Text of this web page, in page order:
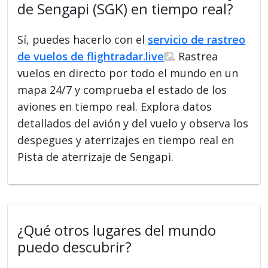
de Sengapi (SGK) en tiempo real?
Sí, puedes hacerlo con el servicio de rastreo
de vuelos de flightradar.live
. Rastrea
vuelos en directo por todo el mundo en un
mapa 24/7 y comprueba el estado de los
aviones en tiempo real. Explora datos
detallados del avión y del vuelo y observa los
despegues y aterrizajes en tiempo real en
Pista de aterrizaje de Sengapi.
¿Qué otros lugares del mundo
puedo descubrir?